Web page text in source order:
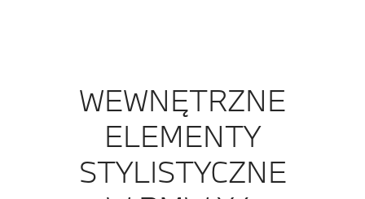
WEWNĘTRZNE
ELEMENTY
STYLISTYCZNE